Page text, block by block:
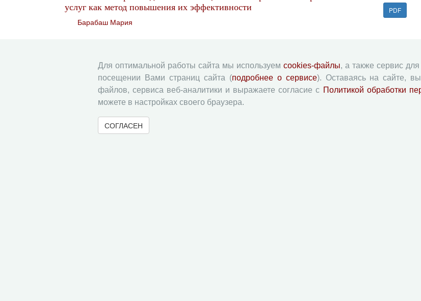
услуг как метод повышения их эффективности
Барабаш Мария
PDF
Тенденции и перспективные модели формирования промышленных
кластеров в Российской Федерации
Напольских Дмитрий Леонидович
С. 248-263
PDF
Без рубрики
Для оптимальной работы сайта мы используем cookies-файлы, а также сервис
посещении Вами страниц сайта (подробнее о сервисе). Оставаясь на сайте,
файлов, сервиса веб-аналитики и выражаете согласие с Политикой обработки
можете в настройках своего браузера.
СОГЛАСЕН